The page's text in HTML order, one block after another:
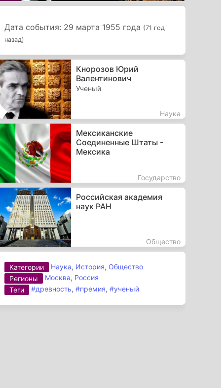
Дата события: 29 марта 1955 года (71 год
назад)
Кнорозов Юрий
Валентинович
Ученый
Наука
Мексиканские
Соединенные Штаты -
Мексика
Государство
Российская академия
наук РАН
Общество
Категории Наука, История, Общество
Регионы
Москва, Россия
Теги
#древность,#премия,#ученый